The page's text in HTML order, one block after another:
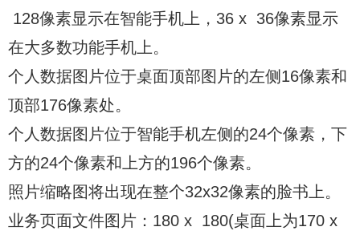
128像素显示在智能手机上，36 x 36像素显示
在大多数功能手机上。
个人数据图片位于桌面顶部图片的左侧16像素和
顶部176像素处。
个人数据图片位于智能手机左侧的24个像素，下
方的24个像素和上方的196个像素。
照片缩略图将出现在整个32x32像素的脸书上。
业务页面文件图片：180 x 180(桌面上为170 x